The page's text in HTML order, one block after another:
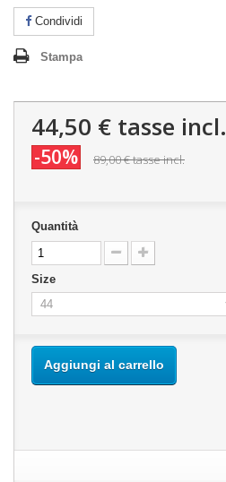
Condividi
Stampa
44,50 € tasse incl.
-50% 89,00 €tasse incl.
Quantità
Size
Aggiungi al carrello